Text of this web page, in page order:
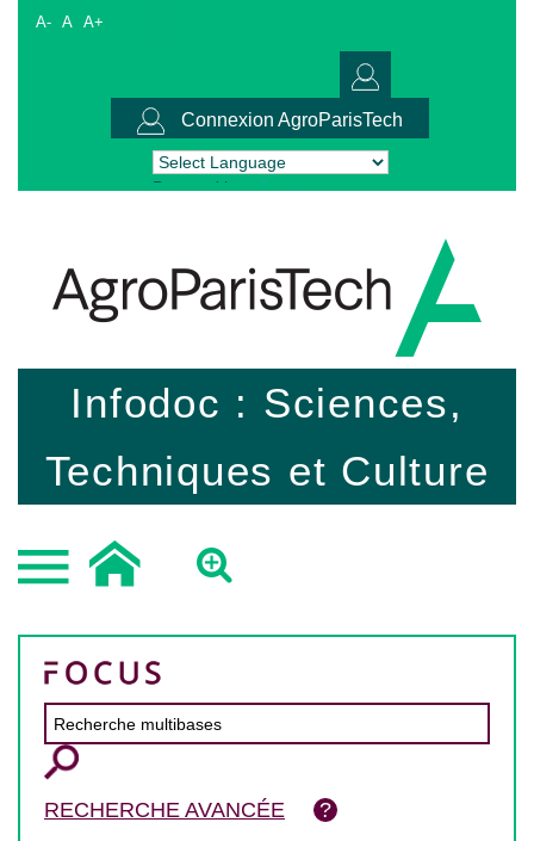
A- A A+
Connexion AgroParisTech
Powered by Translate
Infodoc : Sciences,
Techniques et Culture
RECHERCHE AVANCÉE